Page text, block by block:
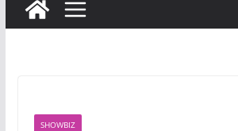
SHOWBIZ